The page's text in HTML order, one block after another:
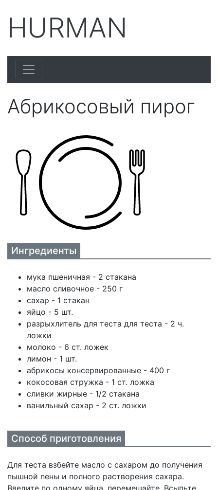
HURMAN
Абрикосовый пирог
Ингредиенты
мука пшеничная - 2 стакана
масло сливочное - 250 г
сахар - 1 стакан
яйцо - 5 шт.
разрыхлитель для теста для теста - 2 ч.
ложки
молоко - 6 ст. ложек
лимон - 1 шт.
абрикосы консервированные - 400 г
кокосовая стружка - 1 ст. ложка
сливки жирные - 1/2 стакана
ванильный сахар - 2 ст. ложки
Способ приготовления
Для теста взбейте масло с сахаром до получения
пышной пены и полного растворения сахара.
Введите по одному яйца, перемешайте. Всыпьте